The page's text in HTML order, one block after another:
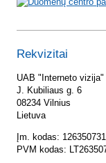
Rekvizitai
UAB "Interneto vizija"
J. Kubiliaus g. 6
08234 Vilnius
Lietuva
Įm. kodas: 126350731
PVM kodas: